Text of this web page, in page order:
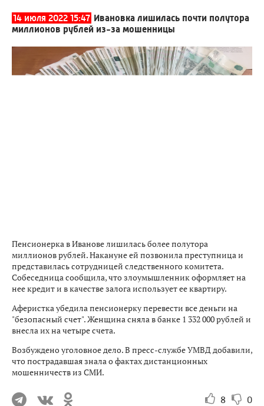
14 июля 2022 15:47 Ивановка лишилась почти полутора
миллионов рублей из-за мошенницы
Пенсионерка в Иванове лишилась более полутора
миллионов рублей. Накануне ей позвонила преступница и
представилась сотрудницей следственного комитета.
Собеседница сообщила, что злоумышленник оформляет на
нее кредит и в качестве залога использует ее квартиру.
Аферистка убедила пенсионерку перевести все деньги на
"безопасный счет". Женщина сняла в банке 1 332 000 рублей и
внесла их на четыре счета.
Возбуждено уголовное дело. В пресс-службе УМВД добавили,
что пострадавшая знала о фактах дистанционных
мошенничеств из СМИ.
8 0